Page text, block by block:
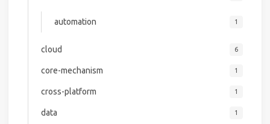
automation 1
cloud 6
core-mechanism 1
cross-platform 1
data 1